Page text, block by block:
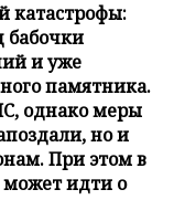
катастрофы:
бабочки
и уже
памятника.
однако меры
но и
При этом в
идти о